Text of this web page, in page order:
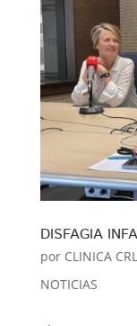
DISFAGIA
por CLINICA CRL
NOTICIAS